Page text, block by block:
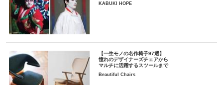
KABUKI HOPE
【一生モノの名作椅子97選】
憧れのデザイナーズチェアから
マルチに活躍するスツールまで
Beautiful Chairs